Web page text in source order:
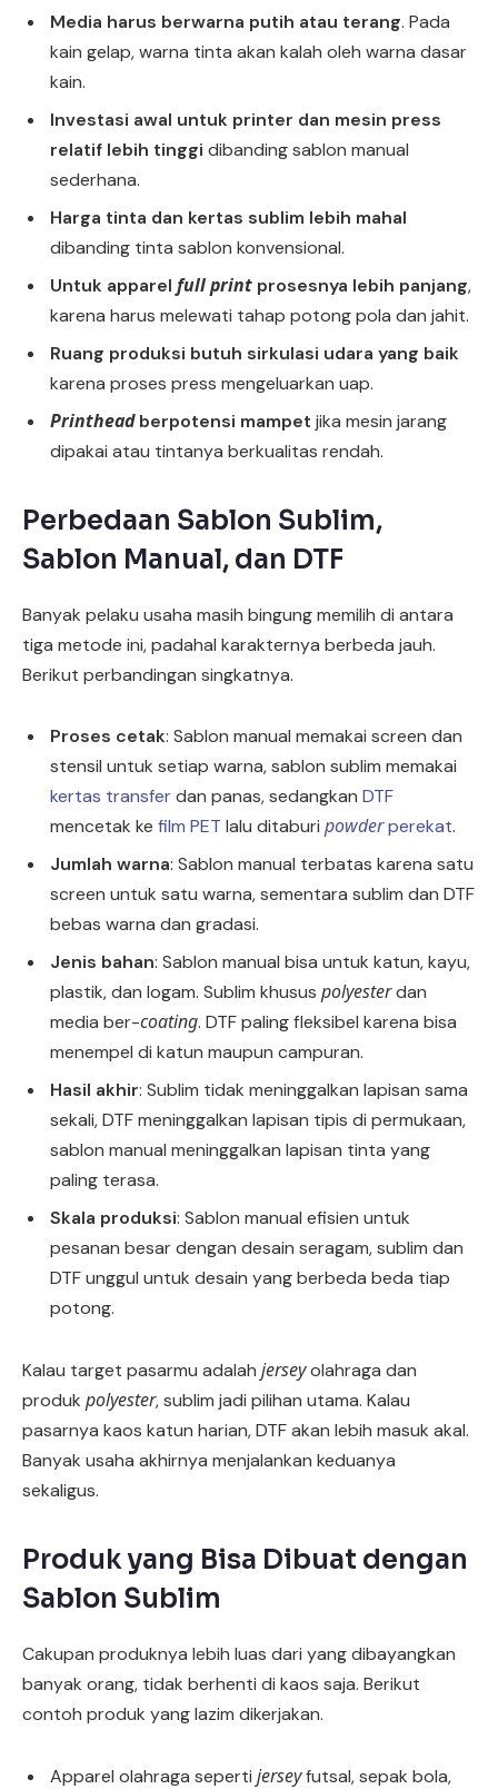
Media harus berwarna putih atau terang. Pada
kain gelap, warna tinta akan kalah oleh warna dasar
kain.
Investasi awal untuk printer dan mesin press
relatif lebih tinggi dibanding sablon manual
sederhana.
Harga tinta dan kertas sublim lebih mahal
dibanding tinta sablon konvensional.
Untuk apparel full print prosesnya lebih panjang,
karena harus melewati tahap potong pola dan jahit.
Ruang produksi butuh sirkulasi udara yang baik
karena proses press mengeluarkan uap.
Printheadberpotensi mampet jika mesin jarang
dipakai atau tintanya berkualitas rendah.
Perbedaan Sablon Sublim,
Sablon Manual, dan DTF
Banyak pelaku usaha masih bingung memilih di antara
tiga metode ini, padahal karakternya berbeda jauh.
Berikut perbandingan singkatnya.
Proses cetak: Sablon manual memakai screen dan
stensil untuk setiap warna, sablon sublim memakai
kertas transferdan panas, sedangkan DTF
mencetak ke film PET lalu ditaburi powderperekat.
Jumlah warna: Sablon manual terbatas karena satu
screen untuk satu warna, sementara sublim dan DTF
bebas warna dan gradasi.
Jenis bahan: Sablon manual bisa untuk katun, kayu,
plastik, dan logam. Sublim khusus polyesterdan
media ber-coating. DTF paling fleksibel karena bisa
menempel di katun maupun campuran.
Hasil akhir: Sublim tidak meninggalkan lapisan sama
sekali, DTF meninggalkan lapisan tipis di permukaan,
sablon manual meninggalkan lapisan tinta yang
paling terasa.
Skala produksi: Sablon manual efisien untuk
pesanan besar dengan desain seragam, sublim dan
DTF unggul untuk desain yang berbeda beda tiap
potong.
Kalau target pasarmu adalah jerseyolahraga dan
produk polyester, sublim jadi pilihan utama. Kalau
pasarnya kaos katun harian, DTF akan lebih masuk akal.
Banyak usaha akhirnya menjalankan keduanya
sekaligus.
Produk yang Bisa Dibuat dengan
Sablon Sublim
Cakupan produknya lebih luas dari yang dibayangkan
banyak orang, tidak berhenti di kaos saja. Berikut
contoh produk yang lazim dikerjakan.
Apparel olahraga seperti jerseyfutsal, sepak bola,